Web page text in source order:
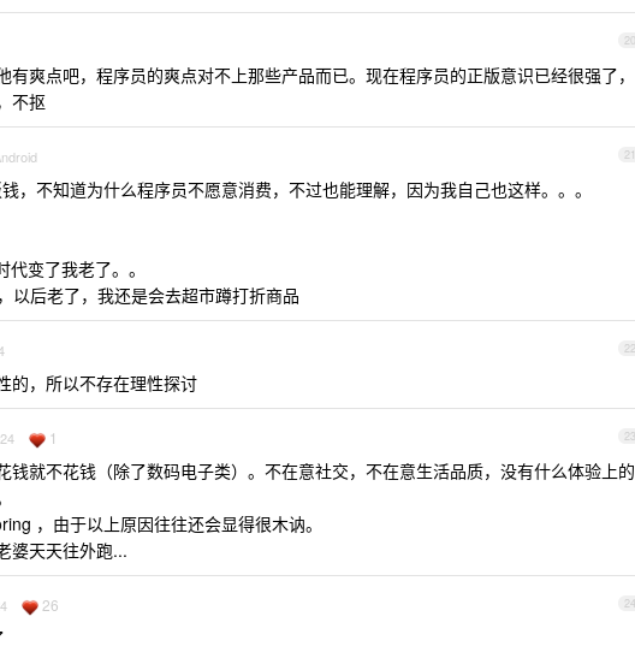
20
有爽点吧，程序员的爽点对不上那些产品而已。现在程序员的正版意识已经很强了，
不抠
21
，不知道为什么程序员不愿意消费，不过也能理解，因为我自己也这样。。。
代变了我老了。。
以后老了，我还是会去超市蹲打折商品
22
的，所以不存在理性探讨
23
1
钱就不花钱（除了数码电子类）。不在意社交，不在意生活品质，没有什么体验上的
，由于以上原因往往还会显得很木讷。
婆天天往外跑...
24
26